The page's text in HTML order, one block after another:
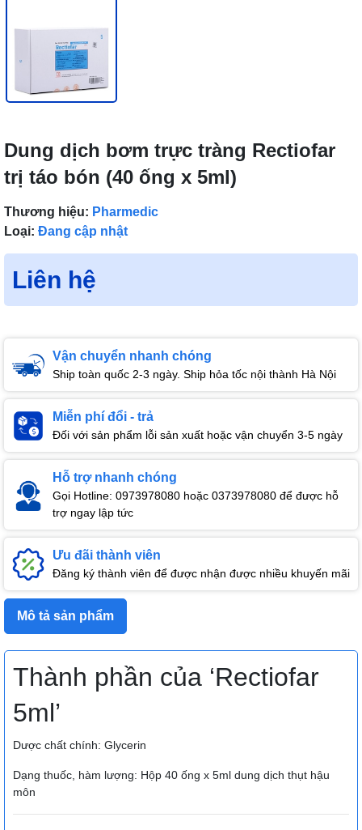
Dung dịch bơm trực tràng Rectiofar
trị táo bón (40 ống x 5ml)
Thương hiệu: Pharmedic
Loại: Đang cập nhật
Liên hệ
Vận chuyển nhanh chóng
Ship toàn quốc 2-3 ngày. Ship hỏa tốc nội thành Hà Nội
Miễn phí đổi - trả
Đối với sản phẩm lỗi sản xuất hoặc vận chuyển 3-5 ngày
Hỗ trợ nhanh chóng
Gọi Hotline: 0973978080 hoặc 0373978080 để được hỗ
trợ ngay lập tức
Ưu đãi thành viên
Đăng ký thành viên để được nhận được nhiều khuyến mãi
Mô tả sản phẩm
Thành phần của ‘Rectiofar
5ml’
Dược chất chính: Glycerin
Dạng thuốc, hàm lượng: Hộp 40 ống x 5ml dung dịch thụt hậu
môn